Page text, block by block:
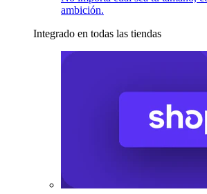
ambición.
Integrado en todas las tiendas